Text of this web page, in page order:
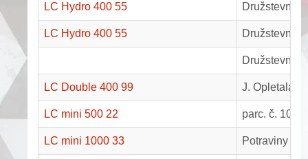
LC Hydro 400 55 Družstevní
LC Hydro 400 55 Družstevní
Družstevní
LC Double 400 99 J. Opletala
LC mini 500 22 parc. č. 100/
LC mini 1000 33 Potraviny